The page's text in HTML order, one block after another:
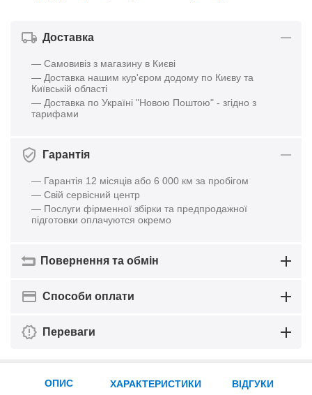
Доставка
— Самовивіз з магазину в Києві
— Доставка нашим кур'єром додому по Києву та
Київській області
— Доставка по Україні "Новою Поштою" - згідно з
тарифами
Гарантія
— Гарантія 12 місяців або 6 000 км за пробігом
— Свій сервісний центр
— Послуги фірменної збірки та предпродажної
підготовки оплачуются окремо
Повернення та обмін
Способи оплати
Переваги
ОПИС ХАРАКТЕРИСТИКИ ВІДГУКИ